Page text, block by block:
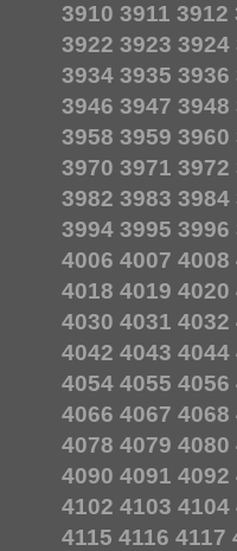
3910 3911 3912
3922 3923 3924
3934 3935 3936
3946 3947 3948
3958 3959 3960
3970 3971 3972
3982 3983 3984
3994 3995 3996
4006 4007 4008
4018 4019 4020
4030 4031 4032
4042 4043 4044
4054 4055 4056
4066 4067 4068
4078 4079 4080
4090 4091 4092
4102 4103 4104
4115 4116 4117